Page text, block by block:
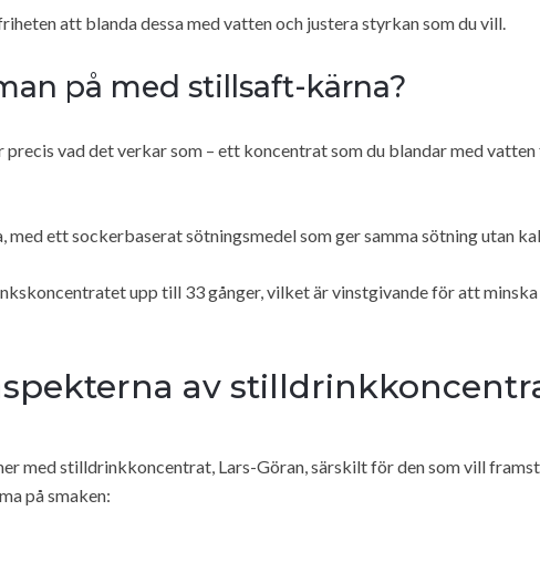
att blanda dessa med vatten och justera styrkan som du vill.
på med stillsaft-kärna?
vad det verkar som – ett koncentrat som du blandar med
med ett sockerbaserat sötningsmedel som ger samma sötning utan
upp till 33 gånger, vilket är vinstgivande för att
av
med stilldrinkkoncentrat, Lars-Göran, särskilt för den som vill
på smaken: